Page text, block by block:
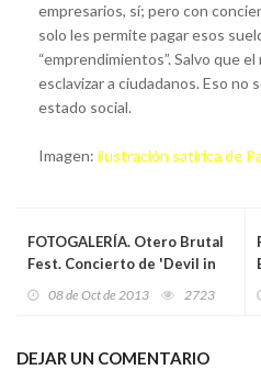
empresarios, sí; pero con
solo les permite pagar esos
“emprendimientos”. Salvo que
esclavizar a ciudadanos. Eso no
estado social.
Imagen: ilustración satírica de
FOTOGALERÍA. Otero Brutal
Fest. Concierto de 'Devil in
08 de Oct de 2013 2723
DEJAR UN COMENTARIO